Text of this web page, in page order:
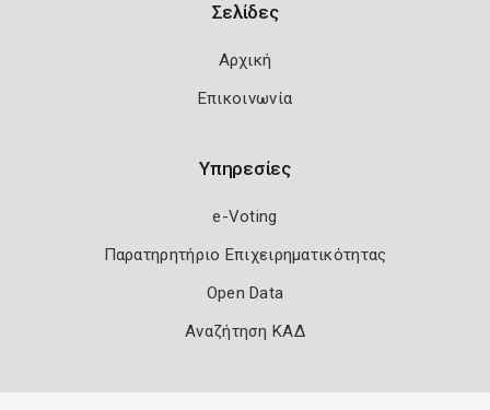
Σελίδες
Αρχική
Επικοινωνία
Υπηρεσίες
e-Voting
Παρατηρητήριο Επιχειρηματικότητας
Open Data
Αναζήτηση ΚΑΔ